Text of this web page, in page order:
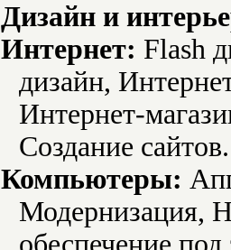
Дизайн и
Интернет: Flash
дизайн,
Интернет-
Создание
Компьютеры:
Модернизация,